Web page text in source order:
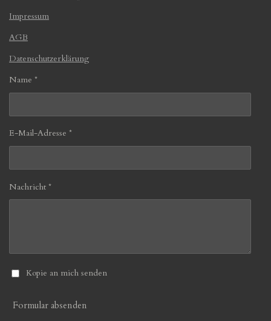
Impressum
AGB
Datenschutzerklärung
Name *
E-Mail-Adresse *
Nachricht *
Kopie an mich senden
Formular absenden